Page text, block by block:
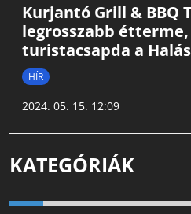
Kurjantó Grill & BBQ
legrosszabb
turistacsapda a
HÍR
2024. 05. 15. 12:09
KATEGÓRIÁK